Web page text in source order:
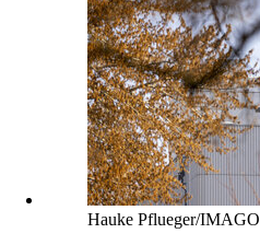
Hauke Pflueger/IMAGO